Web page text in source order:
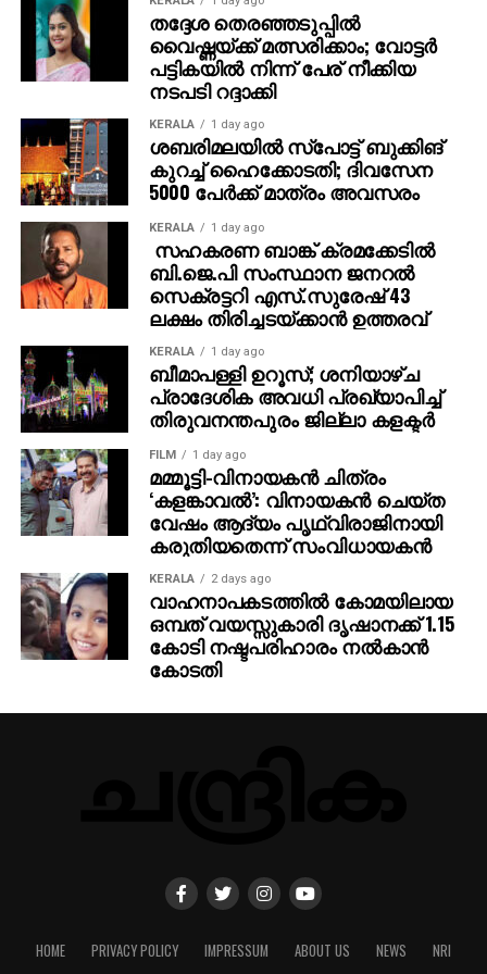
വ്യക്തമാക്കി.
തദ്ദേശ തെരഞ്ഞടുപ്പില്‍
വൈഷ്ണയ്ക്ക് മത്സരിക്കാം; വോട്ടര്‍
പട്ടികയില്‍ നിന്ന് പേര് നീക്കിയ
നടപടി റദ്ദാക്കി
KERALA 1 day ago
ശബരിമലയില്‍ സ്‌പോട്ട് ബുക്കിങ്
കുറച്ച് ഹൈക്കോടതി; ദിവസേന
5000 പേര്‍ക്ക് മാത്രം അവസരം
KERALA 1 day ago
സഹകരണ ബാങ്ക് ക്രമക്കേടില്‍
ബി.ജെ.പി സംസ്ഥാന ജനറല്‍
സെക്രട്ടറി എസ്.സുരേഷ് 43
ലക്ഷം തിരിച്ചടയ്ക്കാന്‍ ഉത്തരവ്
KERALA 1 day ago
ബീമാപള്ളി ഉറൂസ്; ശനിയാഴ്ച
പ്രാദേശിക അവധി പ്രഖ്യാപിച്ച്
തിരുവനന്തപുരം ജില്ലാ കളക്ടര്‍
FILM 1 day ago
മമ്മൂട്ടി-വിനായകന്‍ ചിത്രം
‘കളങ്കാവല്‍’: വിനായകന്‍ ചെയ്ത
വേഷം ആദ്യം പൃഥ്വിരാജിനായി
കരുതിയതെന്ന് സംവിധായകന്‍
KERALA 2 days ago
വാഹനാപകടത്തില്‍ കോമയിലായ
ഒമ്പത് വയസ്സുകാരി ദൃഷാനക്ക് 1.15
കോടി നഷ്ടപരിഹാരം നല്‍കാന്‍
കോടതി
HOME PRIVACY POLICY IMPRESSUM ABOUT US NEWS NRI